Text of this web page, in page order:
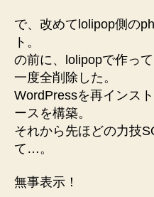
で、改めてlolipop側の
ト。
の前に、lolipopで作っ
一度全削除した。
WordPressを再インス
ースを構築。
それから先ほどの力技
て…。
無事表示！